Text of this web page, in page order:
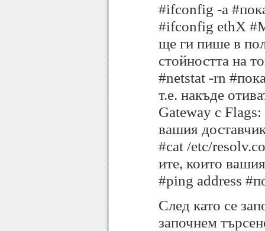
#ifconfig -a
#ifconfig ethX
ще ги пише в
стойността на
#netstat -rn
т.е. накъде
Gateway с
вашия
#cat /etc/
ите, които
#ping address
След като се
започнем